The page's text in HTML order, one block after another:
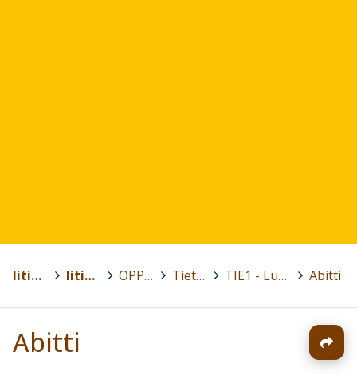
Iitin kunta Iitin lukio > OPPIAINEET > Tietotekniikka > TIE1 - Lukiolaisen digitaidot > Abitti
Abitti